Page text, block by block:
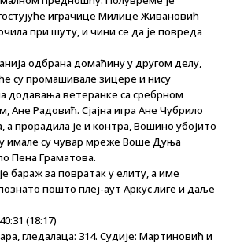
играчице Милице Живановић
при шуту, и чини се да је повреда
одбрана домаћину у другом делу,
су промашивале зицере и нису
додавања ветеранке са сребрном
Ане Радовић. Сјајна игра Ане Чубрило
а прорадила је и контра, Вошино убојито
имале су чувар мреже Воше Дуња
Пена Граматова.
бараж за повратак у елиту, а име
пошто плеј-аут Аркус лиге и даље
(18:17)
гледалаца: 314. Судије: Мартиновић и